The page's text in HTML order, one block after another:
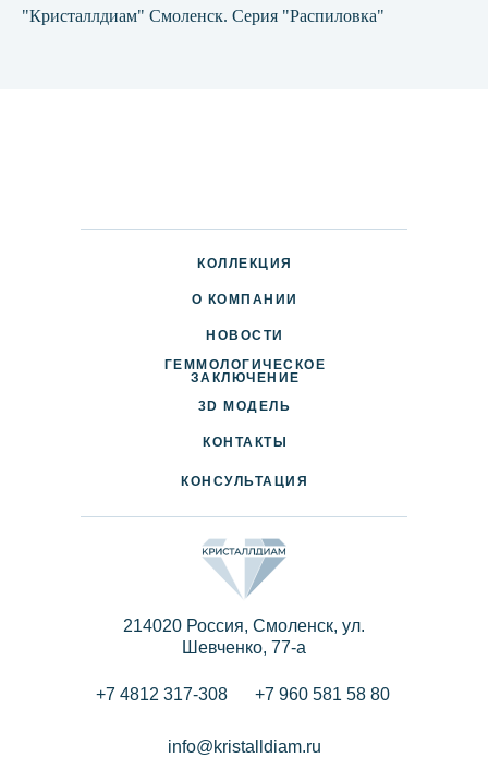
"Кристаллдиам" Смоленск. Серия "Распиловка"
info@kristalldiam.ru
214020 Россия, Смоленск, ул.
Шевченко, 77-a
+7 4812 317-308 +7 960 581 58 80
КОНТАКТЫ
КОЛЛЕКЦИЯ
НОВОСТИ
О КОМПАНИИ
ДОСТАВКА И ОПЛАТА
ПАРТНЕРАМ
3D МОДЕЛЬ
КОНСУЛЬТАЦИЯ
ГЕММОЛОГИЧЕСКОЕ
ЗАКЛЮЧЕНИЕ